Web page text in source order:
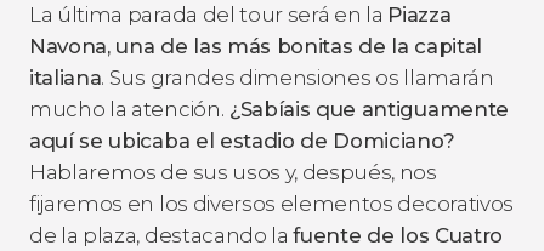
La última parada del tour será en la Piazza
Navona, una de las más bonitas de la capital
italiana. Sus grandes dimensiones os llamarán
mucho la atención. ¿Sabíais que antiguamente
aquí se ubicaba el estadio de Domiciano?
Hablaremos de sus usos y, después, nos
fijaremos en los diversos elementos decorativos
de la plaza, destacando lafuente de los Cuatro